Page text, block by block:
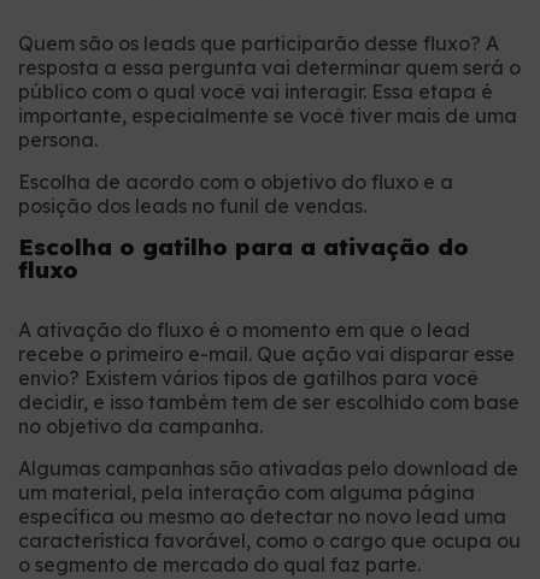
Quem são os leads que participarão desse fluxo? A
resposta a essa pergunta vai determinar quem será o
público com o qual você vai interagir. Essa etapa é
importante, especialmente se você tiver mais de uma
persona.
Escolha de acordo com o objetivo do fluxo e a
posição dos leads no funil de vendas.
Escolha o gatilho para a ativação do
fluxo
A ativação do fluxo é o momento em que o lead
recebe o primeiro e-mail. Que ação vai disparar esse
envio? Existem vários tipos de gatilhos para você
decidir, e isso também tem de ser escolhido com base
no objetivo da campanha.
Algumas campanhas são ativadas pelo download de
um material, pela interação com alguma página
específica ou mesmo ao detectar no novo lead uma
característica favorável, como o cargo que ocupa ou
o segmento de mercado do qual faz parte.